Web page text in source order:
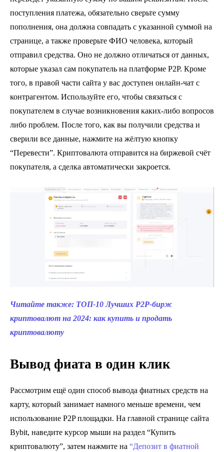
поступления платежа, обязательно сверьте сумму
пополнения, она должна совпадать с указанной суммой на
странице, а также проверьте ФИО человека, который
отправил средства. Оно не должно отличаться от данных,
которые указал сам покупатель на платформе P2P. Кроме
того, в правой части сайта у вас доступен онлайн-чат с
контрагентом. Используйте его, чтобы связаться с
покупателем в случае возникновения каких-либо вопросов
либо проблем. После того, как вы получили средства и
сверили все данные, нажмите на жёлтую кнопку
“Перевести”. Криптовалюта отправится на биржевой счёт
покупателя, а сделка автоматически закроется.
Читайте также: ТОП-10 Лучших P2P-бирж
криптовалют на 2024: как купить и продать
криптовалюту
Вывод фиата в один клик
Рассмотрим ещё один способ вывода фиатных средств на
карту, который занимает намного меньше времени, чем
использование P2P площадки. На главной странице сайта
Bybit, наведите курсор мыши на раздел “Купить
криптовалюту”, затем нажмите на “Депозит в фиатной